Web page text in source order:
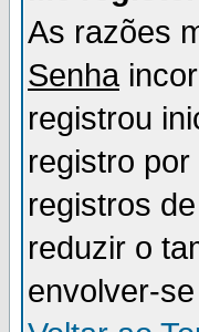
As razões
Senha
registrou
registro
registros
reduzir o
envolver-